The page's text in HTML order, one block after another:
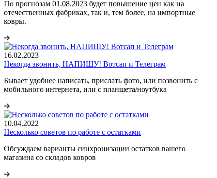
По прогнозам 01.08.2023 будет повышение цен как на
отечественных фабриках, так и, тем более, на импортные
ковры.
16.02.2023
Некогда звонить, НАПИШУ! Вотсап и Телеграм
Бывает удобнее написать, прислать фото, или позвонить с
мобильного интернета, или с планшета/ноутбука
10.04.2022
Несколько советов по работе с остатками
Обсуждаем варианты синхронизации остатков вашего
магазина со складов ковров